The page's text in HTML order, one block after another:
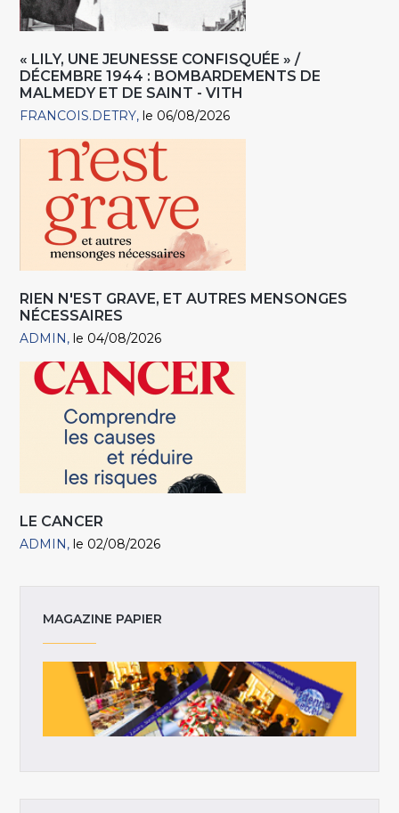
« LILY, UNE JEUNESSE CONFISQUÉE » /
DÉCEMBRE 1944 : BOMBARDEMENTS DE
MALMEDY ET DE SAINT - VITH
FRANCOIS.DETRY le 06/08/2026
RIEN N'EST GRAVE, ET AUTRES MENSONGES
NÉCESSAIRES
ADMIN le 04/08/2026
LE CANCER
ADMIN le 02/08/2026
MAGAZINE PAPIER